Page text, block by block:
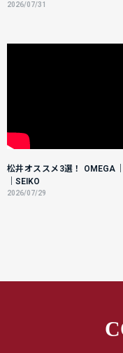
2026/07/31
松井オススメ3選！ OMEGA
｜SEIKO
2026/07/29